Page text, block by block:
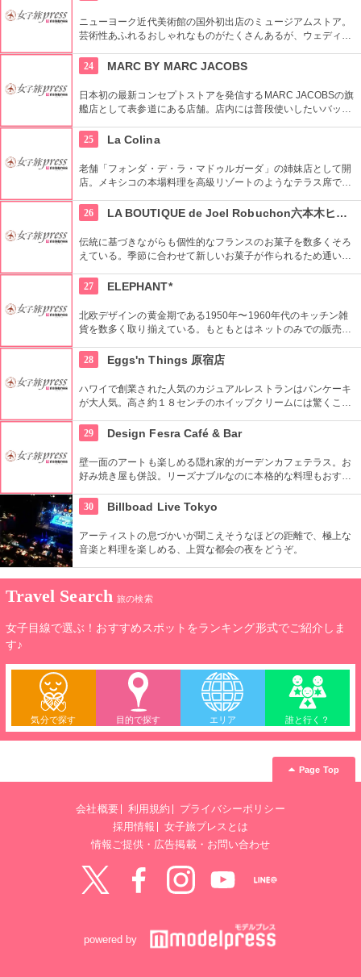
ニューヨーク近代美術館の国外初出店のミュージアムストア。
芸術性あふれるおしゃれなものがたくさんあるが、ウェディン
24
MARC BY MARC JACOBS
日本初の最新コンセプトストアを発信するMARC JACOBSの旗
艦店として表参道にある店舗。店内には普段使いしたいバッグ
が揃っているためお気に入りの商品がきっと見つかるはず。
25 La Colina
老舗「フォンダ・デ・ラ・マドゥルガーダ」の姉妹店として開
店。メキシコの本場料理を高級リゾートのようなテラス席で楽
目。
26 LA BOUTIQUE de Joel Robuchon六本木ヒルズ店
伝統に基づきながらも個性的なフランスのお菓子を数多くそろ
えている。季節に合わせて新しいお菓子が作られるため通い詰
27
ELEPHANT*
北欧デザインの黄金期である1950年〜1960年代のキッチン雑
貨を数多く取り揃えている。もともとはネットのみでの販売だ
ン。北欧に限らず、現行プロダクトの取り扱いも。
28 Eggs'n Things 原宿店
ハワイで創業された人気のカジュアルレストランはパンケーキ
が大人気。高さ約１８センチのホイップクリームには驚くこと
29
Design Fesra Café & Bar
壁一面のアートも楽しめる隠れ家的ガーデンカフェテラス。お
好み焼き屋も併設。リーズナブルなのに本格的な料理もおすす
30
Billboad Live Tokyo
アーティストの息づかいが聞こえそうなほどの距離で、極上な
音楽と料理を楽しめる、上質な都会の夜をどうぞ。
Travel Search 旅の検索
女子目線で選ぶ！おすすめスポットをランキング形式でご紹介しま
す♪
気分で探す 目的で探す エリア 誰と行く？
Page Top
会社概要 利用規約
プライバシーポリシー
採用情報
女子旅プレスとは
情報ご提供・広告掲載・お問い合わせ
powered by